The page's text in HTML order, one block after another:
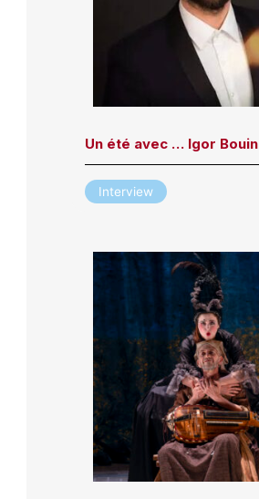
Un été avec … Igor Bouin
Interview